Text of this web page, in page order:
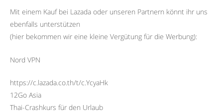
Mit einem Kauf bei Lazada oder unseren Partnern könnt ihr uns
ebenfalls unterstützen
(hier bekommen wir eine kleine Vergütung für die Werbung):
Nord VPN
https://c.lazada.co.th/t/c.YcyaHk
12Go Asia
Thai-Crashkurs für den Urlaub